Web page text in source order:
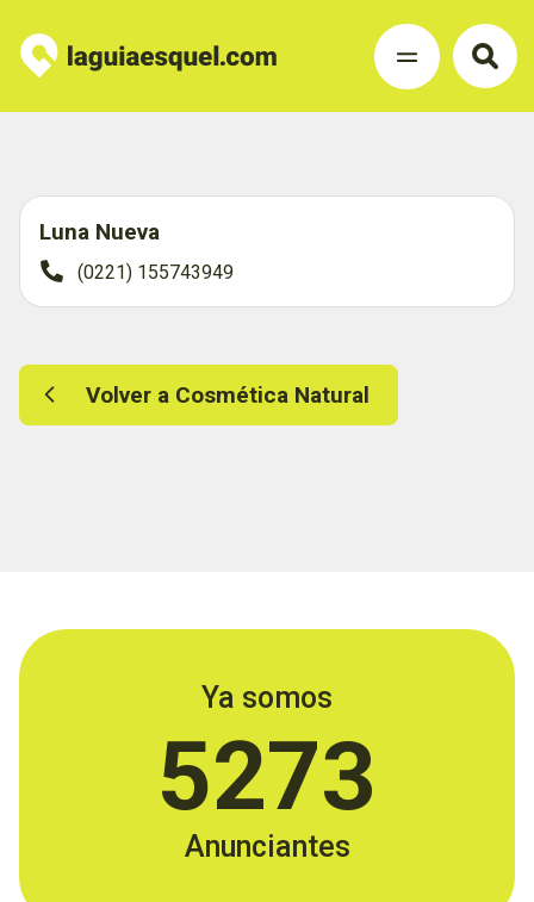
Luna Nueva
(0221) 155743949
Volver a Cosmética Natural
Ya somos
5273
Anunciantes